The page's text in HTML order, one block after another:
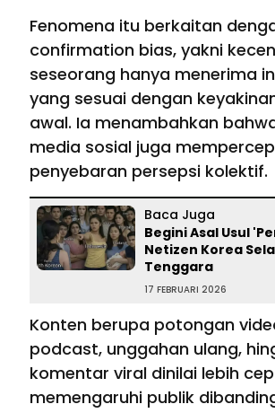
Fenomena itu berkaitan
confirmation bias, yakni
seseorang hanya menerima
yang sesuai dengan
awal. Ia menambahkan
media sosial juga
penyebaran persepsi kolektif.
Baca Juga
Begini Asal Usul
Netizen Korea
Tenggara
17 FEBRUARI 2026
Konten berupa potongan
podcast, unggahan ulang,
komentar viral dinilai lebih
memengaruhi publik